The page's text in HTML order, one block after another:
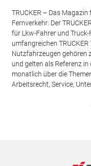
TRUCKER – Das
Fernverkehr: Der
für Lkw-Fahrer und
umfangreichen
Nutzfahrzeugen gehören
und gelten als Referenz in
monatlich über die
Arbeitsrecht, Service,